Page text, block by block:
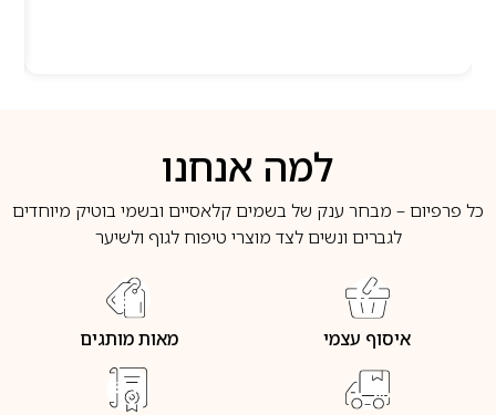
למה אנחנו
כל פרפיום – מבחר ענק של בשמים קלאסיים ובשמי בוטיק מיוחדים
לגברים ונשים לצד מוצרי טיפוח לגוף ולשיער
איסוף עצמי מאות מותגים